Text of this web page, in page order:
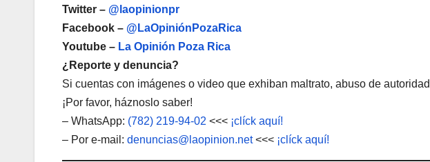
Twitter – @laopinionpr
Facebook – @LaOpiniónPozaRica
Youtube – La Opinión Poza Rica
¿Reporte y denuncia?
Si cuentas con imágenes o video que exhiban maltrato, abuso de
¡Por favor, háznoslo saber!
– WhatsApp: (782) 219-94-02 <<< ¡clíck aquí!
– Por e-mail: denuncias@laopinion.net<<< ¡clíck aquí!